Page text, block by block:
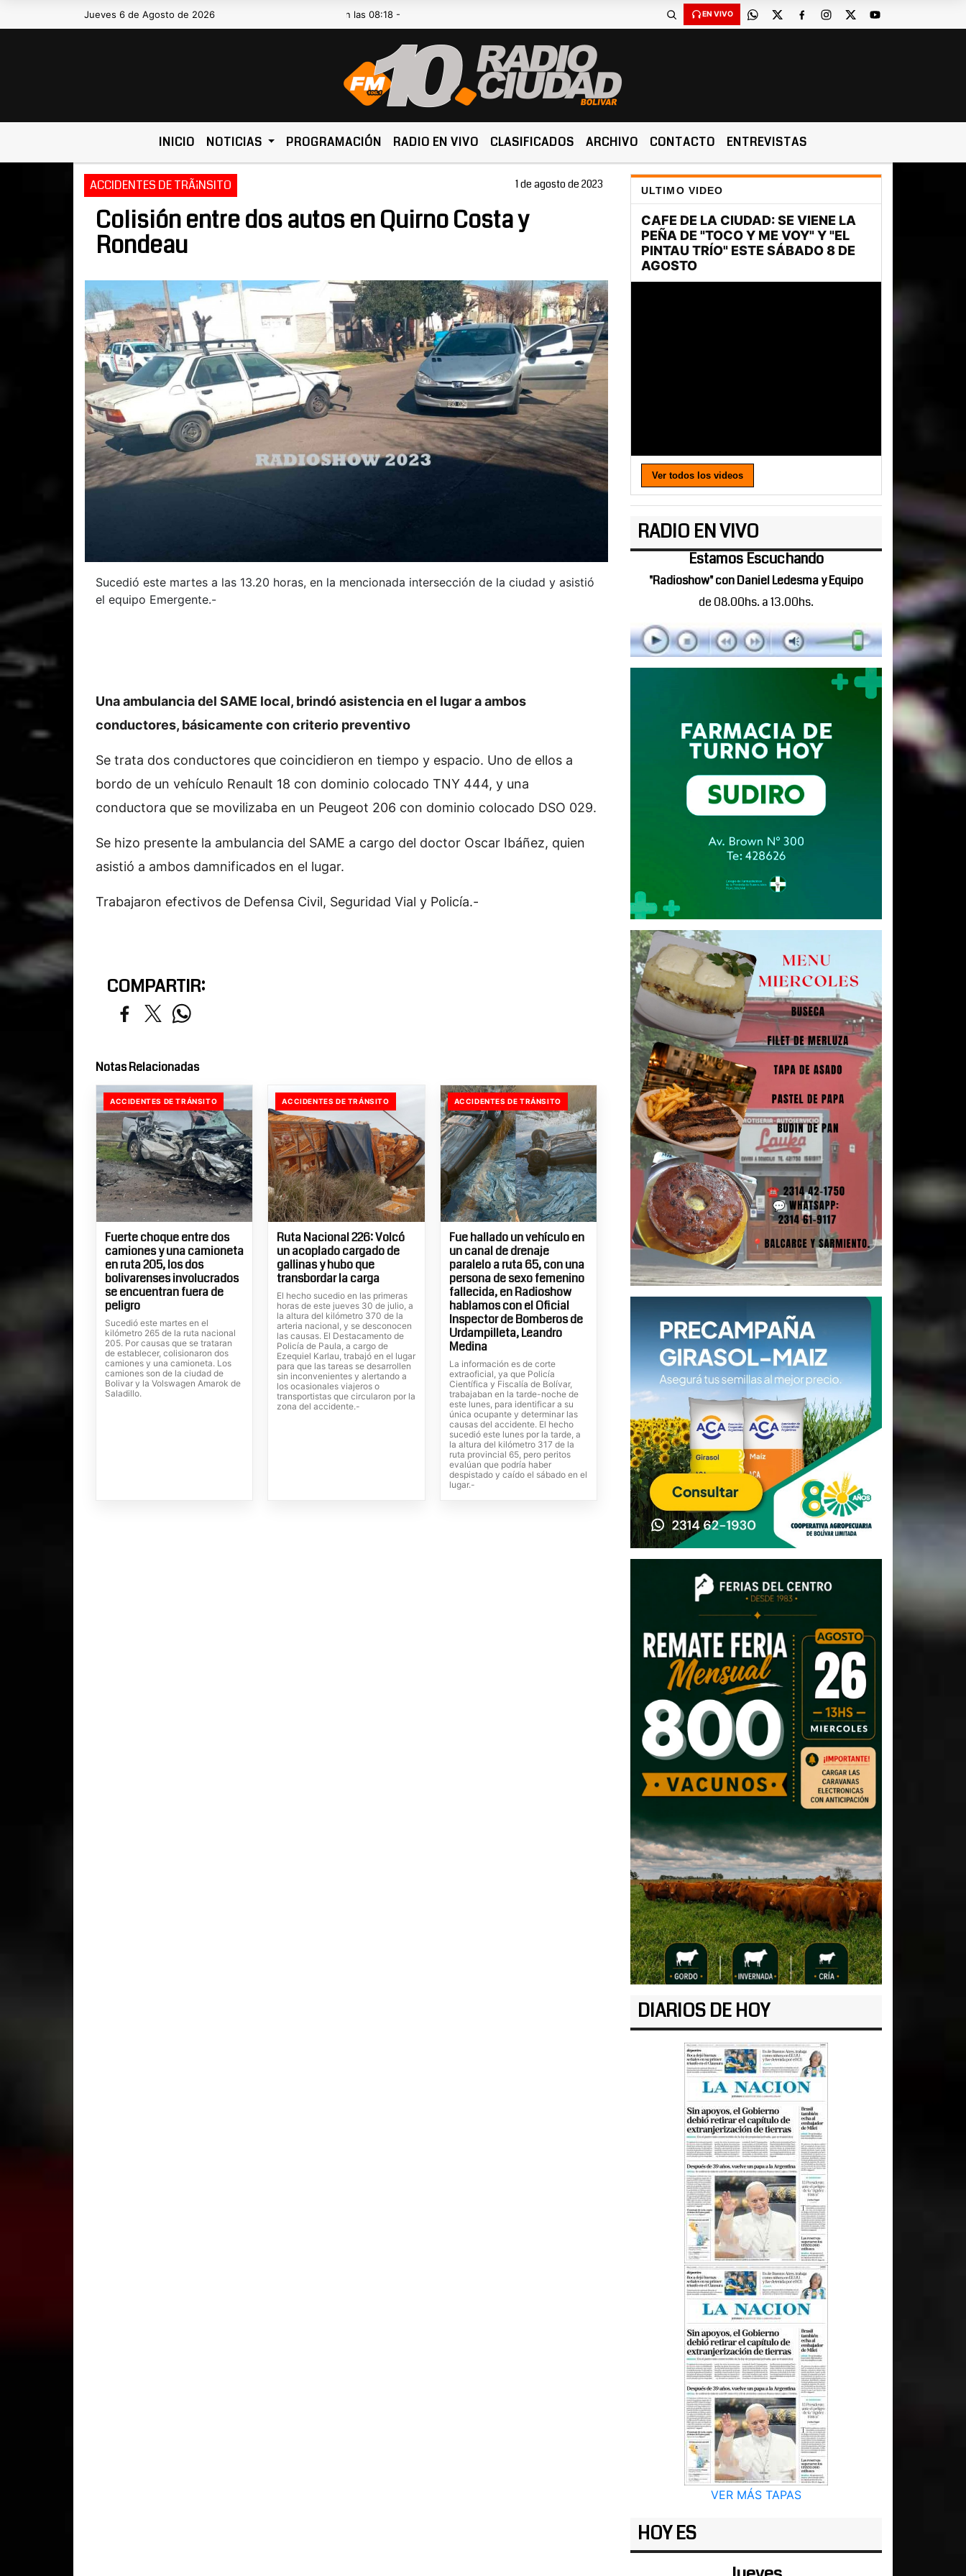
Jueves 6 de Agosto de 2026
Hoy es Jueves 6 de Agosto de 2026 y son las 08:18 - EN VIVO
INICIO NOTICIAS PROGRAMACIÓN RADIO EN VIVO CLASIFICADOS ARCHIVO CONTACTO ENTREVISTAS
ACCIDENTES DE TRÃ¡NSITO 1 de agosto de 2023
Colisión entre dos autos en Quirno Costa y
Rondeau
Sucedió este martes a las 13.20 horas, en la mencionada intersección de la ciudad y asistió
el equipo Emergente.-
Una ambulancia del SAME local, brindó asistencia en el lugar a ambos
conductores, básicamente con criterio preventivo
Se trata dos conductores que coincidieron en tiempo y espacio. Uno de ellos a
bordo de un vehículo Renault 18 con dominio colocado TNY 444, y una
conductora que se movilizaba en un Peugeot 206 con dominio colocado DSO 029.
Se hizo presente la ambulancia del SAME a cargo del doctor Oscar Ibáñez, quien
asistió a ambos damnificados en el lugar.
Trabajaron efectivos de Defensa Civil, Seguridad Vial y Policía.-
COMPARTIR:
Notas Relacionadas
ACCIDENTES DE TRÁNSITO
Fuerte choque entre dos
camiones y una camioneta
en ruta 205, los dos
bolivarenses involucrados
se encuentran fuera de
peligro
Sucedió este martes en el
kilómetro 265 de la ruta nacional
205. Por causas que se trataran
de establecer, colisionaron dos
camiones y una camioneta. Los
camiones son de la ciudad de
Bolivar y la Volswagen Amarok de
Saladillo.
ACCIDENTES DE TRÁNSITO
Ruta Nacional 226: Volcó
un acoplado cargado de
gallinas y hubo que
transbordar la carga
El hecho sucedio en las primeras
horas de este jueves 30 de julio, a
la altura del kilómetro 370 de la
arteria nacional, y se desconocen
las causas. El Destacamento de
Policía de Paula, a cargo de
Ezequiel Karlau, trabajó en el lugar
para que las tareas se desarrollen
sin inconvenientes y alertando a
los ocasionales viajeros o
transportistas que circularon por la
zona del accidente.-
ACCIDENTES DE TRÁNSITO
Fue hallado un vehículo en
un canal de drenaje
paralelo a ruta 65, con una
persona de sexo femenino
fallecida, en Radioshow
hablamos con el Oficial
Inspector de Bomberos de
Urdampilleta, Leandro
Medina
La información es de corte
extraoficial, ya que Policía
Científica y Fiscalía de Bolívar,
trabajaban en la tarde-noche de
este lunes, para identificar a su
única ocupante y determinar las
causas del accidente. El hecho
sucedió este lunes por la tarde, a
la altura del kilómetro 317 de la
ruta provincial 65, pero peritos
evalúan que podría haber
despistado y caído el sábado en el
lugar.-
ULTIMO VIDEO
Ver todos los videos
RADIO EN VIVO
Estamos Escuchando
"Radioshow" con Daniel Ledesma y Equipo
de 08.00hs. a 13.00hs.
DIARIOS DE HOY
VER MÁS TAPAS
HOY ES